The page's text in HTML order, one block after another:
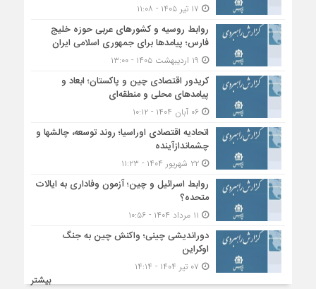
روابط روسیه و کشورهای عربی حوزه خلیج
فارس؛ پیامدها برای جمهوری اسلامی ایران
کریدور اقتصادی چین و پاکستان؛ ابعاد و
پیامدهای محلی و منطقه‌ای
۰۶ آبان ۱۴۰۴ - ۱۰:۱۲
اتحادیه اقتصادی اوراسیا؛ روند توسعه، چالشها و
چشماندازآینده
۲۲ شهریور ۱۴۰۴ - ۱۱:۲۳
روابط اسرائیل و چین؛ آزمون وفاداری به ایالات
متحده؟
دوراندیشی چینی؛ واکنش چین به جنگ
اوکراین
بیشتر